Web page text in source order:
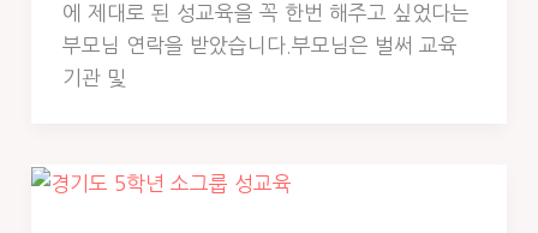
에 제대로 된 성교육을 꼭 한번 해주고 싶었다는
부모님 연락을 받았습니다.부모님은 벌써 교육
기관 및